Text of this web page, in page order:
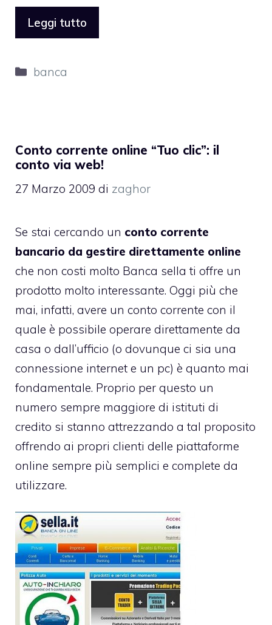
Leggi tutto
Categorie
banca
Conto corrente online “Tuo clic”: il
conto via web!
27 Marzo 2009 di zaghor
Se stai cercando un conto corrente
bancario da gestire direttamente online
che non costi molto Banca sella ti offre un
prodotto molto interessante. Oggi più che
mai, infatti, avere un conto corrente con il
quale è possibile operare direttamente da
casa o dall’ufficio (o dovunque ci sia una
connessione internet e un pc) è quanto mai
fondamentale. Proprio per questo un
numero sempre maggiore di istituti di
credito si stanno attrezzando a tal proposito
offrendo ai propri clienti delle piattaforme
online sempre più semplici e complete da
utilizzare.